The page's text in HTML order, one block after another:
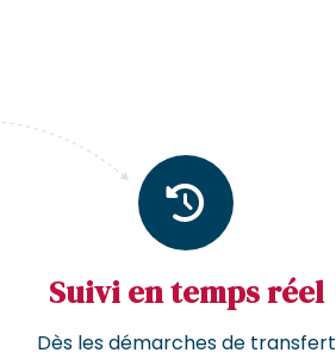
Suivi en temps réel
Dès les démarches de transfert